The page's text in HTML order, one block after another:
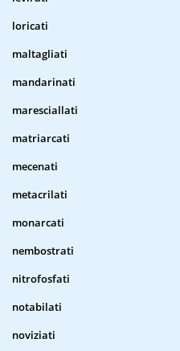
loricati
maltagliati
mandarinati
maresciallati
matriarcati
mecenati
metacrilati
monarcati
nembostrati
nitrofosfati
notabilati
noviziati